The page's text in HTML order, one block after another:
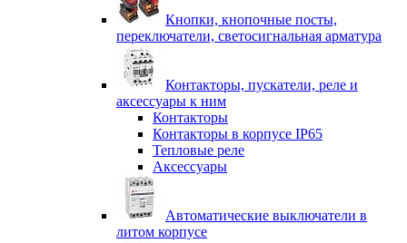
Кнопки, кнопочные посты,
переключатели, светосигнальная арматура
Контакторы, пускатели, реле и
аксессуары к ним
Контакторы
Контакторы в корпусе IP65
Тепловые реле
Аксессуары
Автоматические выключатели в
литом корпусе